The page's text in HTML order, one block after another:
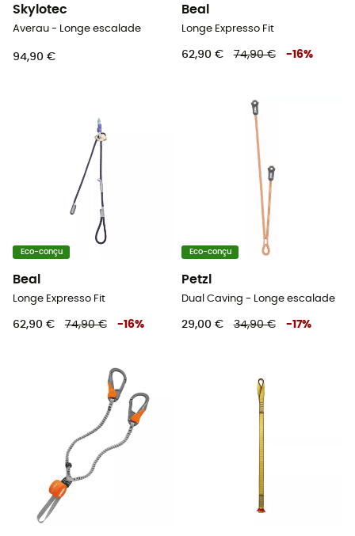
Skylotec
Averau - Longe escalade
94,90 €
Beal
Longe Expresso Fit
62,90 € 74,90 € -16%
Eco-conçu
Beal
Longe Expresso Fit
62,90 € 74,90 € -16%
Eco-conçu
Petzl
Dual Caving - Longe escalade
29,00 € 34,90 € -17%